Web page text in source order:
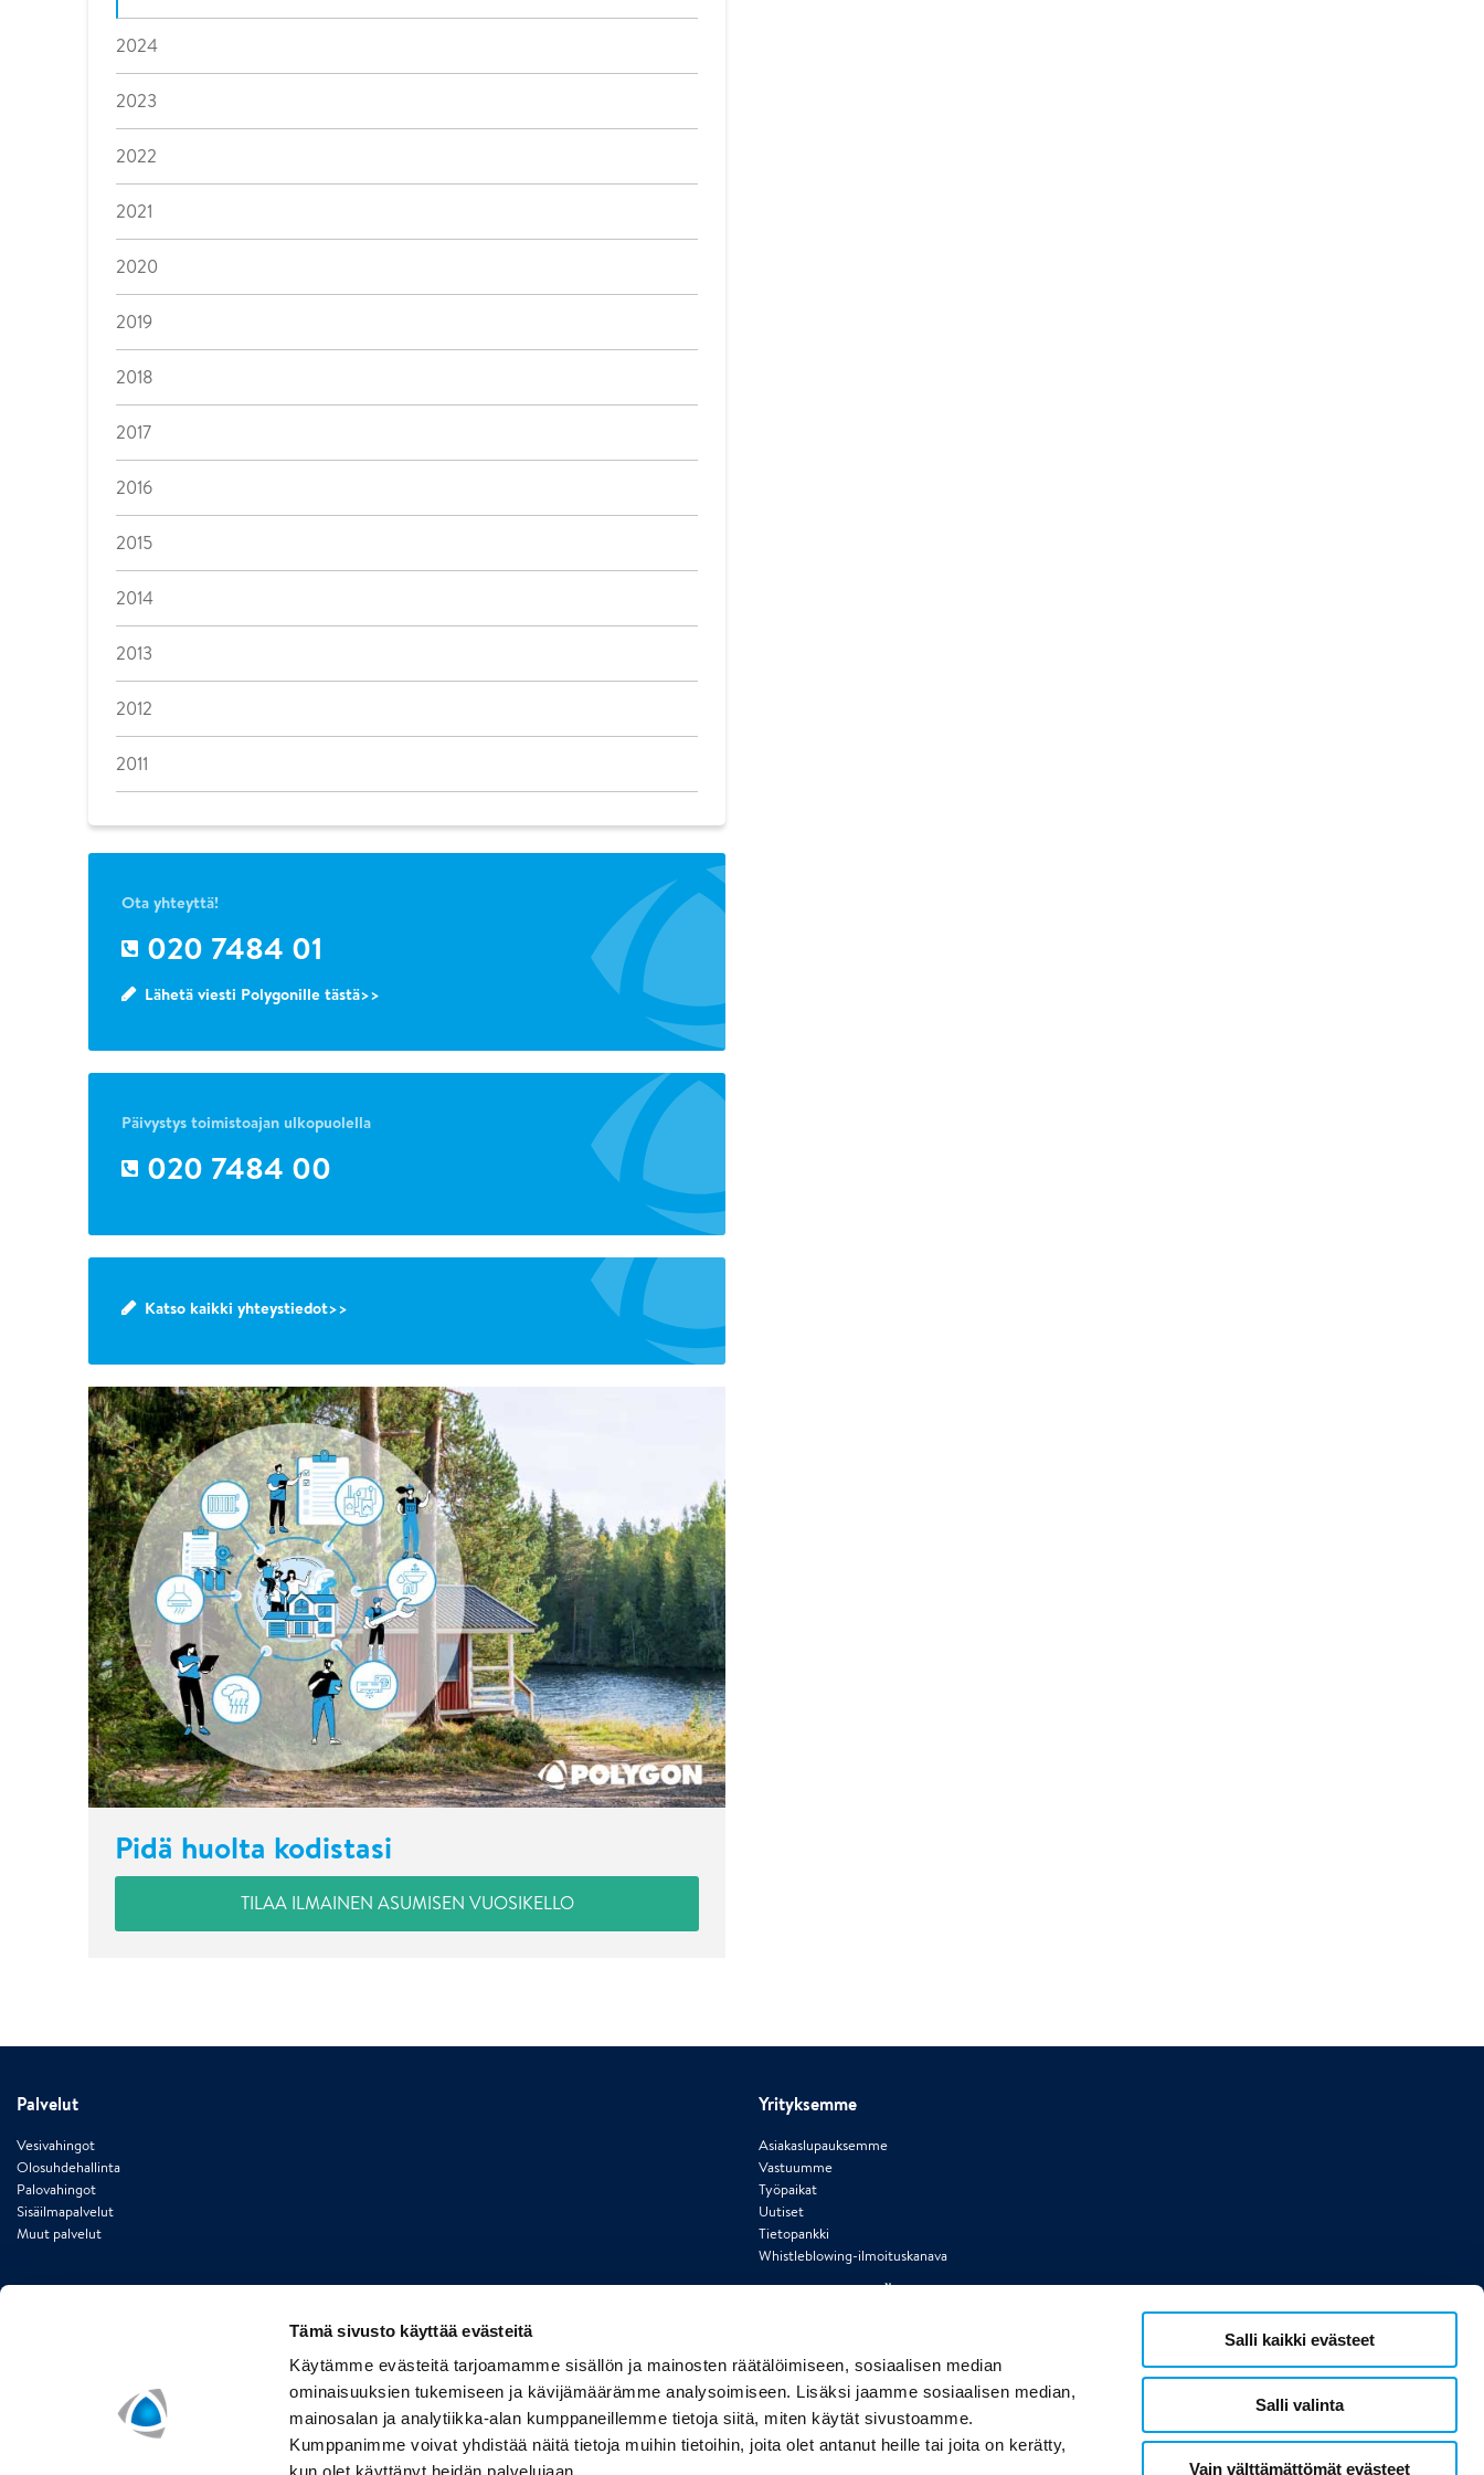
Tämä sivusto käyttää evästeitä
Käytämme evästeitä tarjoamamme sisällön ja mainosten räätälöimiseen, sosiaalisen median
ominaisuuksien tukemiseen ja kävijämäärämme analysoimiseen. Lisäksi jaamme sosiaalisen median,
mainosalan ja analytiikka-alan kumppaneillemme tietoja siitä, miten käytät sivustoamme.
Kumppanimme voivat yhdistää näitä tietoja muihin tietoihin, joita olet antanut heille tai joita on kerätty,
Salli kaikki evästeet
Salli valinta
Vain välttämättömät evästeet
2024
2023
2022
2021
2020
2019
2018
2017
2016
2015
2014
2013
2012
2011
Ota yhteyttä!
020 7484 01
Lähetä viesti Polygonille tästä>>
Päivystys toimistoajan ulkopuolella
020 7484 00
Katso kaikki yhteystiedot>>
Pidä huolta kodistasi
TILAA ILMAINEN ASUMISEN VUOSIKELLO
Palvelut
Vesivahingot
Olosuhdehallinta
Palovahingot
Sisäilmapalvelut
Muut palvelut
Yrityksemme
Asiakaslupauksemme
Vastuumme
Työpaikat
Uutiset
Tietopankki
Whistleblowing-ilmoituskanava
Polygon Finland Oy | PL 36 (Lyhtytie 22) | 00741 Helsinki | puh. 020 7484 01 | 24H 020 7484 00